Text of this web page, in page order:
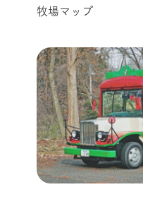
牧場マップ